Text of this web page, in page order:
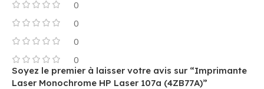
0
0
0
0
Soyez le premier à laisser votre avis sur “Imprimante
Laser Monochrome HP Laser 107a (4ZB77A)”